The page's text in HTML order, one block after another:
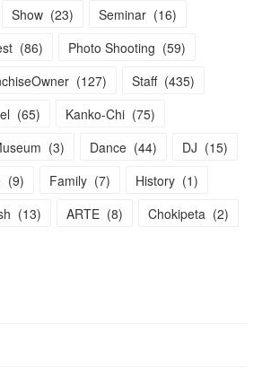
Show (23) Seminar (16)
(86) Photo Shooting (59)
(127) Staff (435)
(65) Kanko-Chi (75)
(3) Dance (44) DJ (15)
(9) Family (7) History (1)
(13) ARTE (8) Chokipeta (2)